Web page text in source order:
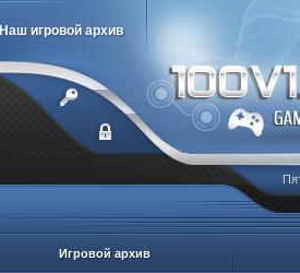
Наш игровой архив
Игровой архив